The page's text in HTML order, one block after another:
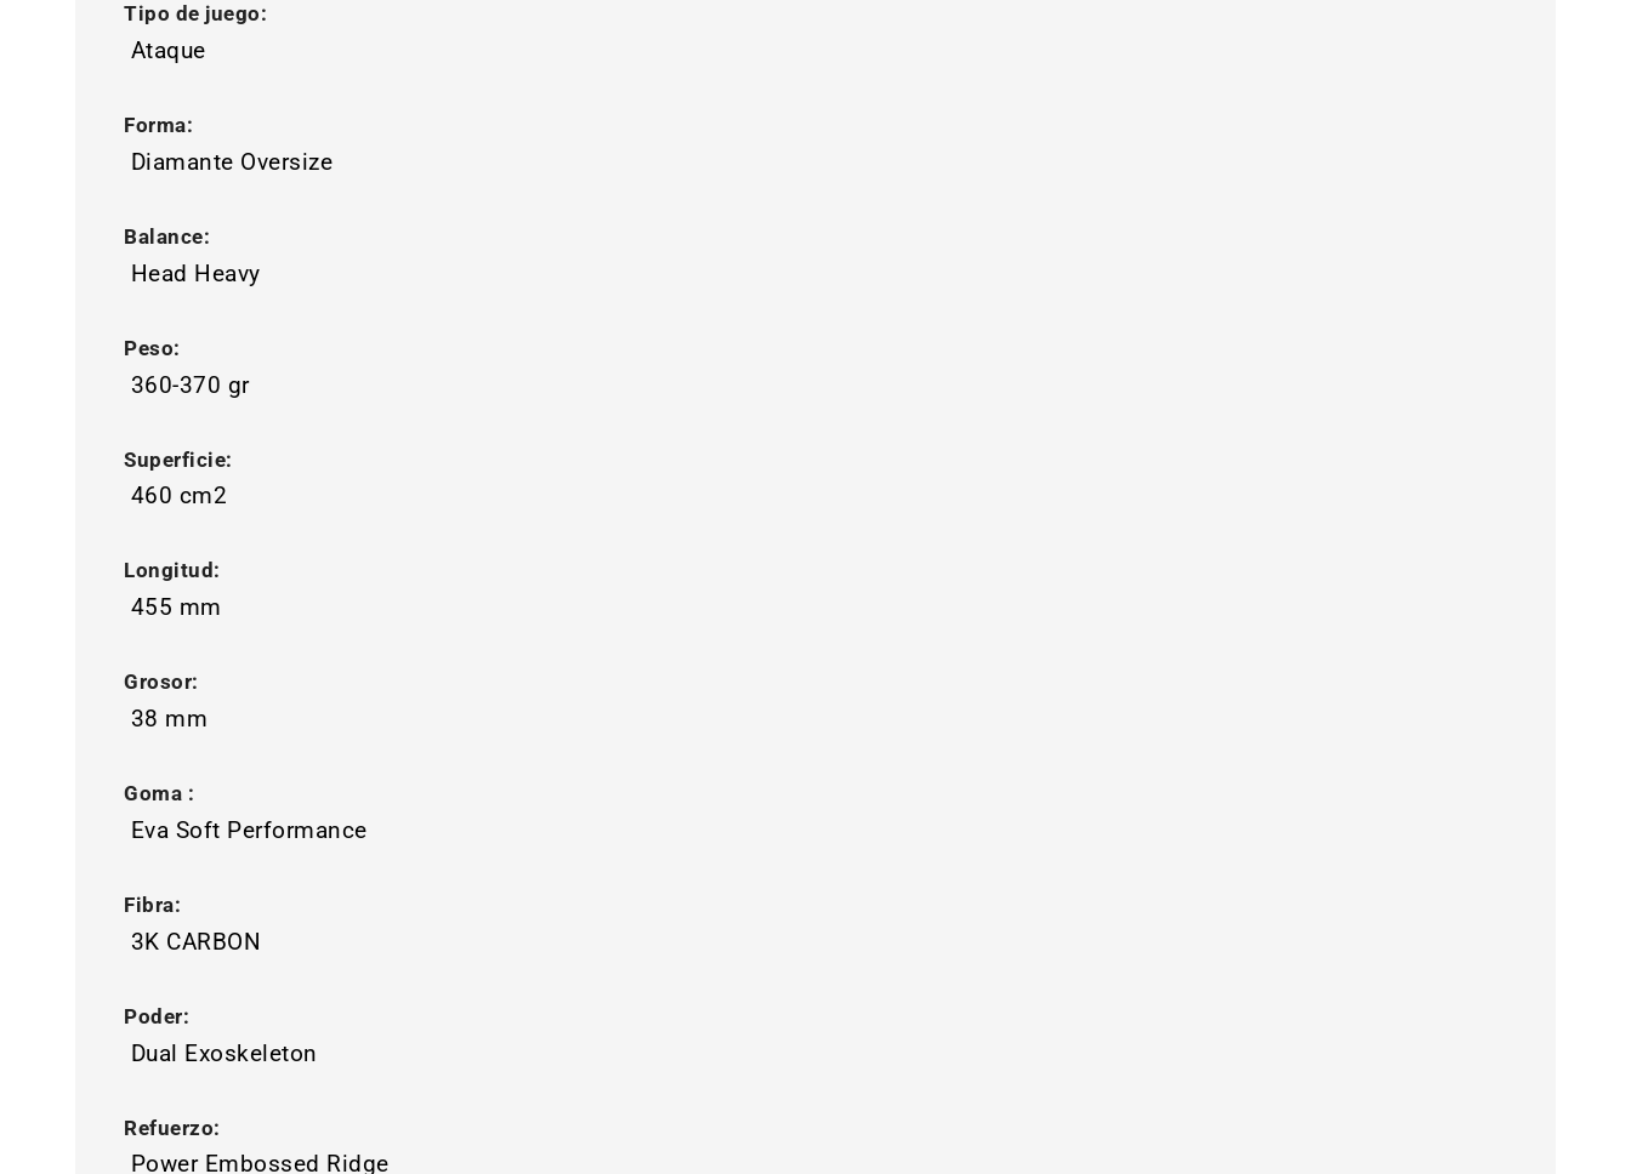
Tipo de juego:
Ataque
Forma:
Diamante Oversize
Balance:
Head Heavy
Peso:
360-370 gr
Superficie:
460 cm2
Longitud:
455 mm
Grosor:
38 mm
Goma :
Eva Soft Performance
Fibra:
3K CARBON
Poder:
Dual Exoskeleton
Refuerzo:
Power Embossed Ridge